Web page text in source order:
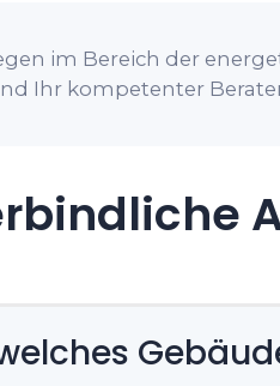
im Bereich der
Ihr kompetenter